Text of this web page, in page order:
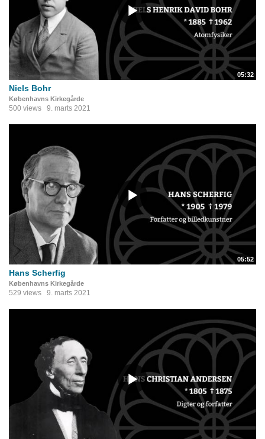
05:32
Niels Bohr
Københavns Kirkegårde
500 views 9. marts 2021
05:52
Hans Scherfig
Københavns Kirkegårde
529 views 9. marts 2021